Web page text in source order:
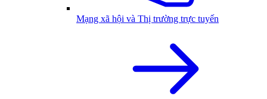
Mạng xã hội và Thị trường trực tuyến